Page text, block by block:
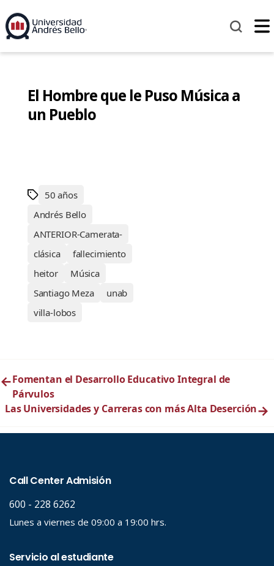
El Hombre que le Puso Música a
un Pueblo
50 años
Andrés Bello
ANTERIOR-Camerata-
clásica
fallecimiento
heitor
Música
Santiago Meza
unab
villa-lobos
←Fomentan el Desarrollo Educativo Integral de
Párvulos
Las Universidades y Carreras con más Alta Deserción→